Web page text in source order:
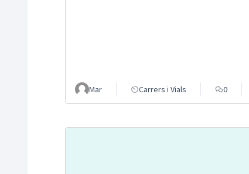
Mar Carrers i Vials 0